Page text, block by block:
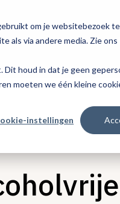
om je websitebezoek
als via andere media. Zie
houd in dat je geen
moeten we één kleine
instellingen